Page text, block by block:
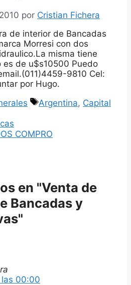
por Cristian Fichera
de interior de Bancadas
Morresi con dos
misma tiene
es de u$s10500 Puedo
9810 Cel:
por Hugo.
Etiquetas
Argentina, Capital
COMPRO
en "Venta de
Bancadas y
00:00